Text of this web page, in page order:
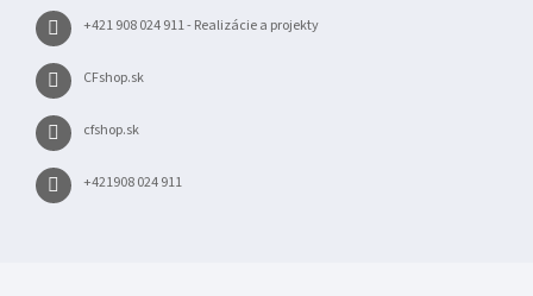
+421 908 024 911 - Realizácie a projekty
CFshop.sk
cfshop.sk
+421908 024 911